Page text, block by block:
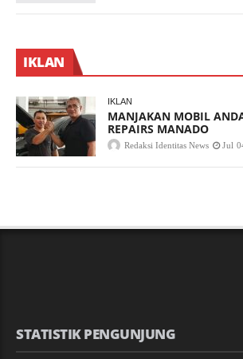
IKLAN
IKLAN
MANJAKAN MOBIL
REPAIRS MANADO
Redaksi Identitas News Jul
STATISTIK PENGUNJUNG